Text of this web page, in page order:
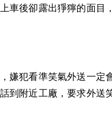
車後卻露出猙獰的面目
嫌犯看準笑氣外送一定
到附近工廠，要求外送